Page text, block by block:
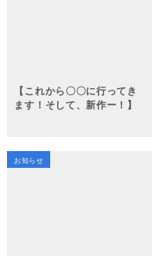
【これから〇〇に行ってき
ます！そして、新作ー！】
お知らせ